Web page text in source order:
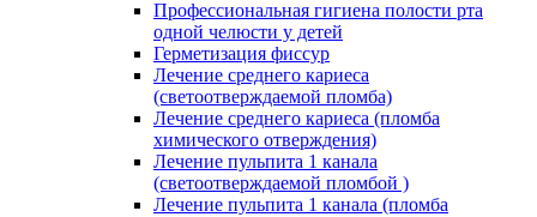
Профессиональная гигиена полости рта
одной челюсти у детей
Герметизация фиссур
Лечение среднего кариеса
(светоотверждаемой пломба)
Лечение среднего кариеса (пломба
химического отверждения)
Лечение пульпита 1 канала
(светоотверждаемой пломбой )
Лечение пульпита 1 канала (пломба